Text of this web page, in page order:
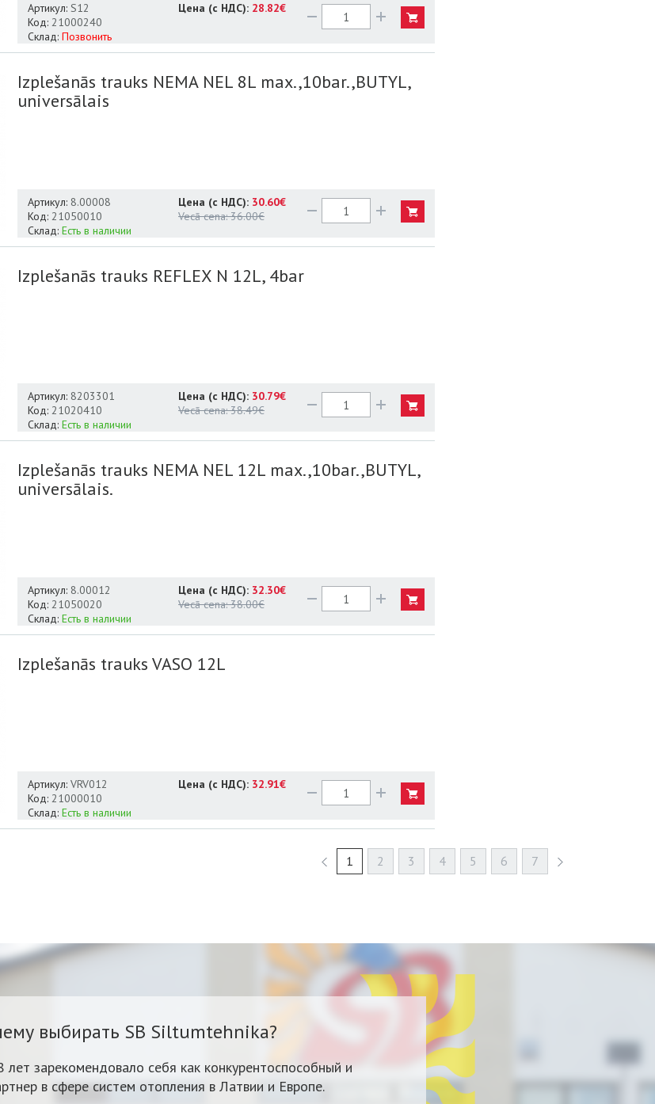
Цена (с НДС): 28.82€
Артикул: S12
Код: 21000240
Склад: Позвонить
Izplešanās trauks NEMA NEL 8L max.,10bar.,BUTYL,
universālais
Цена (с НДС): 30.60€
Vecā cena:36.00€
Артикул: 8.00008
Код: 21050010
Склад: Есть в наличии
Izplešanās trauks REFLEX N 12L, 4bar
Цена (с НДС): 30.79€
Vecā cena:38.49€
Артикул: 8203301
Код: 21020410
Склад: Есть в наличии
Izplešanās trauks NEMA NEL 12L max.,10bar.,BUTYL,
universālais.
Цена (с НДС): 32.30€
Vecā cena:38.00€
Артикул: 8.00012
Код: 21050020
Склад: Есть в наличии
Izplešanās trauks VASO 12L
Цена (с НДС): 32.91€
Артикул: VRV012
Код: 21000010
Склад: Есть в наличии
1 2 3 4 5 6 7
выбирать SB Siltumtehnika?
зарекомендовало себя как конкурентоспособный и
в сфере систем отопления в Латвии и Европе.